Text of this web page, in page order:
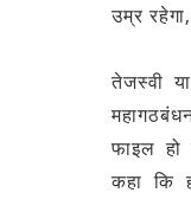
उम्र
तेजस्वी
फाइल हो
कहा कि